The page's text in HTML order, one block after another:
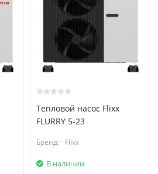
Тепловой насос Flixx
FLURRY 5-23
Бренд: Flixx
В наличии